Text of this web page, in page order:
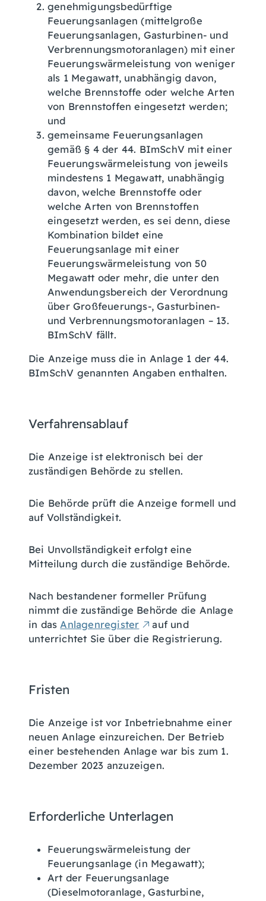
genehmigungsbedürftige
Feuerungsanlagen (mittelgroße
Feuerungsanlagen, Gasturbinen- und
Verbrennungsmotoranlagen) mit einer
Feuerungswärmeleistung von weniger
als 1 Megawatt, unabhängig davon,
welche Brennstoffe oder welche Arten
von Brennstoffen eingesetzt werden;
und
gemeinsame Feuerungsanlagen
gemäß § 4 der 44. BImSchV mit einer
Feuerungswärmeleistung von jeweils
mindestens 1 Megawatt, unabhängig
davon, welche Brennstoffe oder
welche Arten von Brennstoffen
eingesetzt werden, es sei denn, diese
Kombination bildet eine
Feuerungsanlage mit einer
Feuerungswärmeleistung von 50
Megawatt oder mehr, die unter den
Anwendungsbereich der Verordnung
über Großfeuerungs-, Gasturbinen-
und Verbrennungsmotoranlagen – 13.
BImSchV fällt.
Die Anzeige muss die in Anlage 1 der 44.
BImSchV genannten Angaben enthalten.
Verfahrensablauf
Die Anzeige ist elektronisch bei der
zuständigen Behörde zu stellen.
Die Behörde prüft die Anzeige formell und
auf Vollständigkeit.
Bei Unvollständigkeit erfolgt eine
Mitteilung durch die zuständige Behörde.
Nach bestandener formeller Prüfung
nimmt die zuständige Behörde die Anlage
in dasAnlagenregister
auf und
unterrichtet Sie über die Registrierung.
Fristen
Die Anzeige ist vor Inbetriebnahme einer
neuen Anlage einzureichen. Der Betrieb
einer bestehenden Anlage war bis zum 1.
Dezember 2023 anzuzeigen.
Erforderliche Unterlagen
Feuerungswärmeleistung der
Feuerungsanlage (in Megawatt);
Art der Feuerungsanlage
(Dieselmotoranlage, Gasturbine,